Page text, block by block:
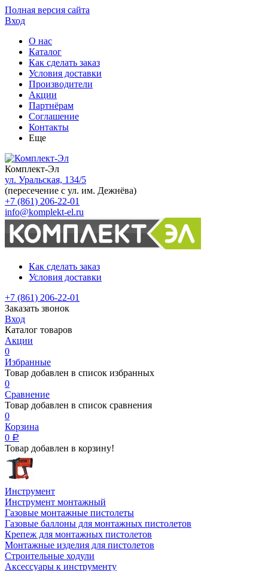
Полная версия сайта
Вход
О нас
Каталог
Как сделать заказ
Условия доставки
Производители
Акции
Партнёрам
Соглашение
Контакты
Еще
Комплект-Эл
ул. Уральская, 134/5
(пересечение с ул. им. Дежнёва)
+7 (861) 206-22-01
info@komplekt-el.ru
Как сделать заказ
Условия доставки
+7 (861) 206-22-01
Заказать звонок
Вход
Каталог товаров
Акции
0
Избранные
Товар добавлен в список избранных
0
Сравнение
Товар добавлен в список сравнения
0
Корзина
0 Р
Товар добавлен в корзину!
Инструмент
Инструмент монтажный
Газовые монтажные пистолеты
Газовые баллоны для монтажных пистолетов
Крепеж для монтажных пистолетов
Монтажные изделия для пистолетов
Строительные ходули
Аксессуары к инструменту